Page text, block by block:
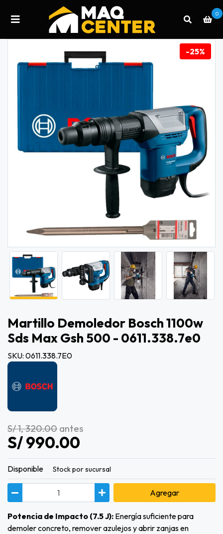
0
-25%
Martillo Demoledor Bosch 1100w
Sds Max Gsh 500 - 0611.338.7e0
SKU: 0611.338.7E0
S/ 1, 320.00 antes
S/ 990.00
Disponible Stock por sucursal
Agregar
Potencia de Impacto (7.5 J): Energía suficiente para
demoler concreto, remover azulejos y abrir zanjas en